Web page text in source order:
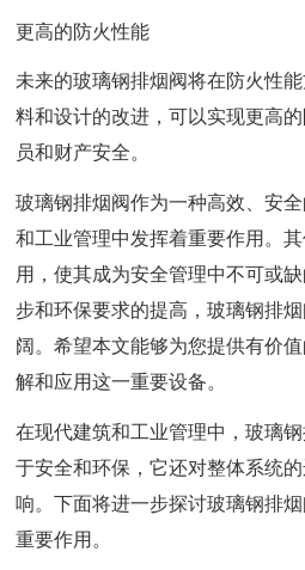
更高的防火性能
未来的玻璃钢排烟阀将在防火性
料和设计的改进，可以实现更高
员和财产安全。
玻璃钢排烟阀作为一种高效、安
和工业管理中发挥着重要作用。
用，使其成为安全管理中不可或
步和环保要求的提高，玻璃钢排
阔。希望本文能够为您提供有价
解和应用这一重要设备。
在现代建筑和工业管理中，玻璃
于安全和环保，它还对整体系统
响。下面将进一步探讨玻璃钢排
重要作用。